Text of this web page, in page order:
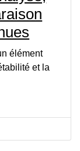
élément
et la